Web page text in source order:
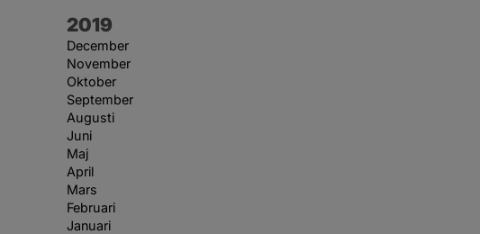
År:
2019
December
November
Oktober
September
Augusti
Juni
Maj
April
Mars
Februari
Januari